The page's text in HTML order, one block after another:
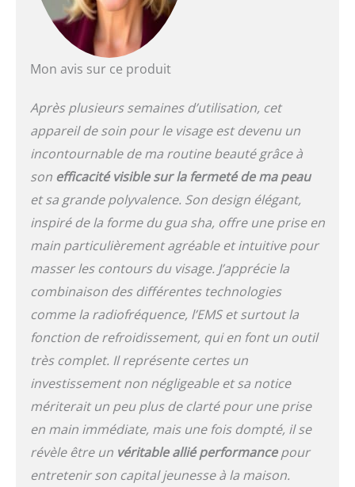
obtenez de nombreuses
possibilités de soins
dans le confort de votre
des soins du visage
relaxants : les impulsions
micro-courants de 90 kHz
offrent une stimulation
douce qui favorise le
bien-être et complète
harmonieusement les
soins du visage pour une
sensation de fraîcheur
sur la peau. Massage
Gua Sha et soin de la
température : le design
ergonomique Gua Sha
est complété par une
fonction de chaleur et de
refroidissement : chaleur
apaisante pour une
utilisation détendue ou
refroidissement doux
pour une expérience de
soin rafraîchissante.
Doux, sûr et sans danger
pour les peaux sensibles
Mon avis sur ce produit
Après plusieurs semaines d’utilisation, cet
appareil de soin pour le visage est devenu un
incontournable de ma routine beauté grâce à
son efficacité visible sur la fermeté de ma peau
et sa grande polyvalence. Son design élégant,
inspiré de la forme du gua sha, offre une prise en
main particulièrement agréable et intuitive pour
masser les contours du visage. J’apprécie la
combinaison des différentes technologies
comme la radiofréquence, l’EMS et surtout la
fonction de refroidissement, qui en font un outil
très complet. Il représente certes un
investissement non négligeable et sa notice
mériterait un peu plus de clarté pour une prise
en main immédiate, mais une fois dompté, il se
révèle être un véritable allié performancepour
entretenir son capital jeunesse à la maison.